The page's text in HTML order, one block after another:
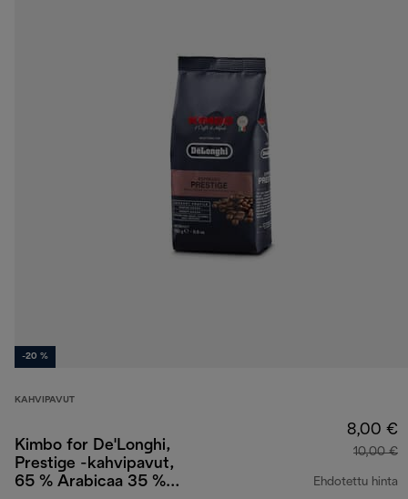
-20 %
KAHVIPAVUT
Kimbo for De'Longhi,
Prestige -kahvipavut,
65 % Arabicaa 35 %
8,00 €
10,00 €
Ehdotettu hinta